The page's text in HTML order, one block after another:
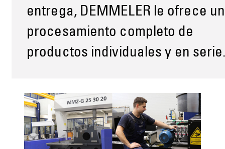
entrega, DEMMELER le ofrece un
procesamiento completo de
productos individuales y en